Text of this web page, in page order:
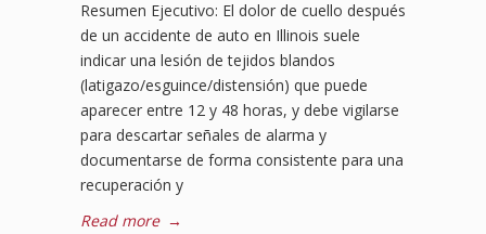
Resumen Ejecutivo: El dolor de cuello después
de un accidente de auto en Illinois suele
indicar una lesión de tejidos blandos
(latigazo/esguince/distensión) que puede
aparecer entre 12 y 48 horas, y debe vigilarse
para descartar señales de alarma y
documentarse de forma consistente para una
recuperación y
Read more →